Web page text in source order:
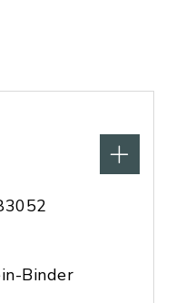
Binder